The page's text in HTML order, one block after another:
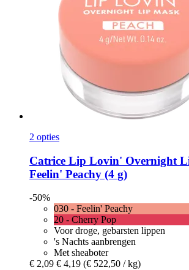
2 opties
Catrice Lip Lovin' Overnight
Feelin' Peachy (4 g)
-50%
030 - Feelin' Peachy
20 - Cherry Pop
Voor droge, gebarsten lippen
's Nachts aanbrengen
Met sheaboter
€ 2,09 € 4,19 (€ 522,50 / kg)